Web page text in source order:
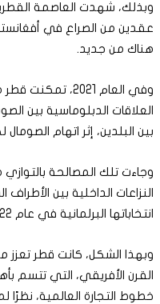
وبذلك، شهدت العاصمة
عقدين من الصراع في
هناك من جديد.
وفي العام 2021،
العلاقات الدبلوماسية بين
بين البلدين، إثر اتهام
وجاءت تلك المصالحة
النزاعات الداخلية بين الأطراف
انتخاباتها البرلمانية في عام 2022.
وبهذا الشكل، كانت قطر
القرن الأفريقي، التي
خطوط التجارة العالمية، نظرًا